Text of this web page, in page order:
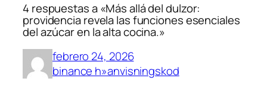
4 respuestas a «Más allá del dulzor:
providencia revela las funciones esenciales
del azúcar en la alta cocina.»
febrero 24, 2026
binance h»anvisningskod